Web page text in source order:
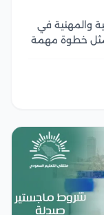
والمهنية في
خطوة مهمة